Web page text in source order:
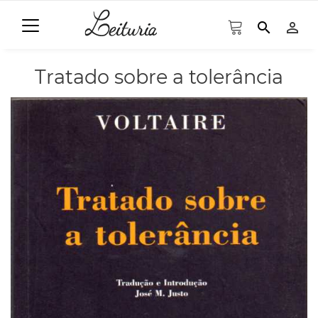
search person_outline
Tratado sobre a tolerância